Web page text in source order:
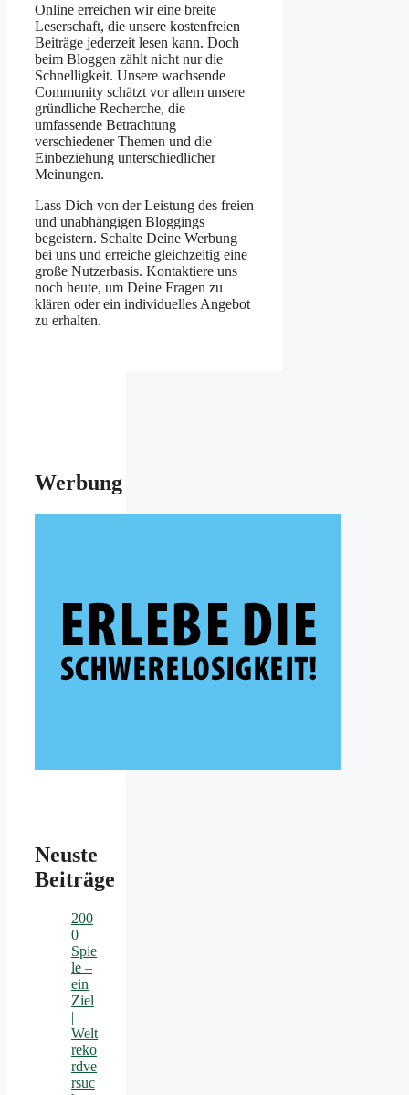
Online erreichen wir eine breite
Leserschaft, die unsere kostenfreien
Beiträge jederzeit lesen kann. Doch
beim Bloggen zählt nicht nur die
Schnelligkeit. Unsere wachsende
Community schätzt vor allem unsere
gründliche Recherche, die
umfassende Betrachtung
verschiedener Themen und die
Einbeziehung unterschiedlicher
Meinungen.
Lass Dich von der Leistung des freien
und unabhängigen Bloggings
begeistern. Schalte Deine Werbung
bei uns und erreiche gleichzeitig eine
große Nutzerbasis. Kontaktiere uns
noch heute, um Deine Fragen zu
klären oder ein individuelles Angebot
zu erhalten.
Werbung
Neuste
Beiträge
200
0
Spie
le –
ein
Ziel
|
Welt
reko
rdve
rsuc